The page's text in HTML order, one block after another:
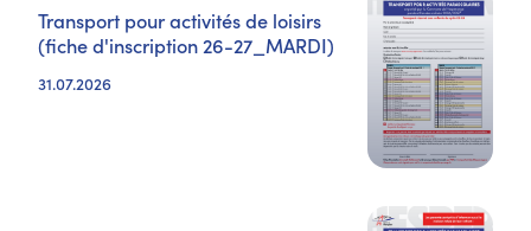
Transport pour activités de loisirs
(fiche d'inscription 26-27_MARDI)
31.07.2026